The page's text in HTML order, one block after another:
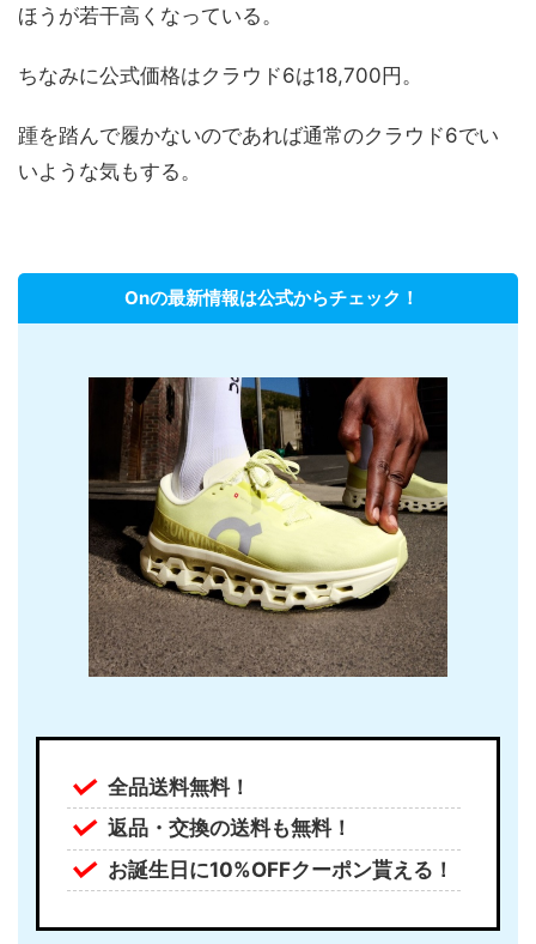
ほうが若干高くなっている。
ちなみに公式価格はクラウド6は18,700円。
踵を踏んで履かないのであれば通常のクラウド6でい
いような気もする。
Onの最新情報は公式からチェック！
全品送料無料！
返品・交換の送料も無料！
お誕生日に10%OFFクーポン貰える！